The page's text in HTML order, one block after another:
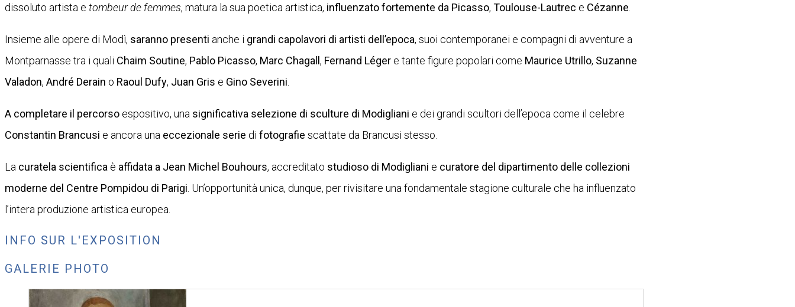
dissoluto artista e tombeur de femmes, matura la sua poetica artistica, influenzato fortemente da Picasso, Toulouse-Lautrec e Cézanne
Insieme alle opere di Modì, saranno presenti anche i grandi capolavori di artisti dell’epoca, suoi contemporanei e compagni di avventure a
Montparnasse tra i quali Chaim Soutine, Pablo Picasso, Marc Chagall , Fernand Léger e tante figure popolari come Maurice Utrillo, Suzanne
Valadon, André Derain o Raoul Dufy, Juan Gris e Gino Severini
A completare il percorso espositivo, una significativa selezione di sculture di Modigliani e dei grandi scultori dell’epoca come il celebre
Constantin Brancusi e ancora una eccezionale serie di fotografie scattate da Brancusi stesso.
La curatela scientifica è affidata a Jean Michel Bouhours, accreditato studioso di Modigliani e curatore del dipartimento delle collezioni
moderne del Centre Pompidou di Parigi . Un’opportunità unica, dunque, per rivisitare una fondamentale stagione culturale che ha influenzato
l’intera produzione artistica europea.
INFO SUR L'EXPOSITION
GALERIE PHOTO